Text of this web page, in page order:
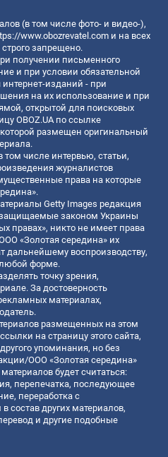
(в том числе фото- и видео-),
www.obozrevatel.com и на всех
запрещено.
получении письменного
и при условии обязательной
интернет-изданий - при
на их использование и при
открытой для поисковых
OBOZ.UA по ссылке
которой размещен оригинальный
том числе интервью, статьи,
журналистов
права на которые
Getty Images редакция
законом Украины
правах», никто не имеет права
«Золотая середина» их
дальнейшему воспроизводству,
форме.
точку зрения,
За достоверность
материалах,
размещенных на этом
на страницу этого сайта,
упоминания, но без
ООО «Золотая середина»
будет считаться:
перепечатка, последующее
переработка с
состав других материалов,
и другие подобные